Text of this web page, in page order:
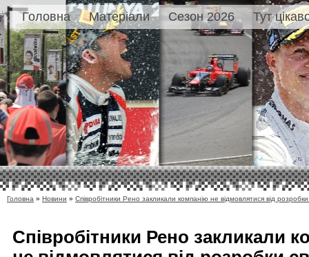
Головна Матеріали Сезон 2026 Тут
Головна » Новини » Співробітники Рено закликали компанію не відмовлятися від
Співробітники Рено закликали